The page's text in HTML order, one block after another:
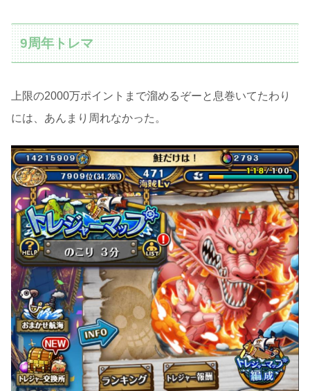
9周年トレマ
上限の2000万ポイントまで溜めるぞーと息巻いてたわり
には、あんまり周れなかった。